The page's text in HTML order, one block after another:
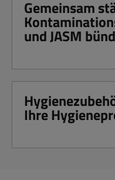
Gemeinsam
und JASM
Ihre